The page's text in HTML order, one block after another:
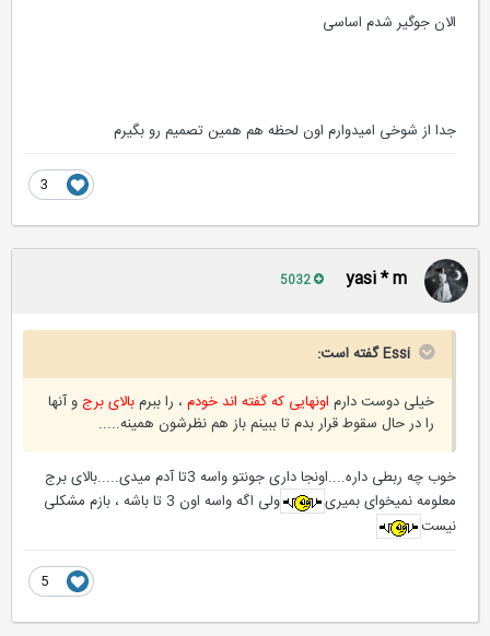
الان جوگیر شدم اساسی
جدا از شوخی امیدوارم اون لحظه هم همین تصمیم رو بگیرم
yasi * m
Essi گفته است:
خیلی دوست دارماونهایی که گفته اند خودم، را ببرمبالای برجو آنها
را در حال سقوط قرار بدم تا ببینم باز هم نظرشون همینه.....
خوب چه ربطی داره....اونجا داری جونتو واسه 3تا آدم میدی.....بالای برج
معلومه نمیخوای بمیری
ولی اگه واسه اون 3 تا باشه ، بازم مشکلی
نیست